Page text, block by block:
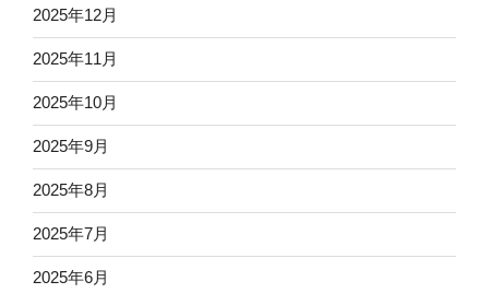
2025年12月
2025年11月
2025年10月
2025年9月
2025年8月
2025年7月
2025年6月